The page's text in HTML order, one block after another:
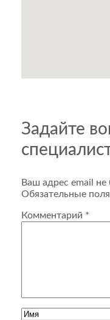
Задайте
Ваш адрес email не
Обязательные
Комментарий *